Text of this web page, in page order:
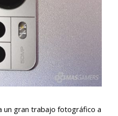
un gran trabajo fotográfico a